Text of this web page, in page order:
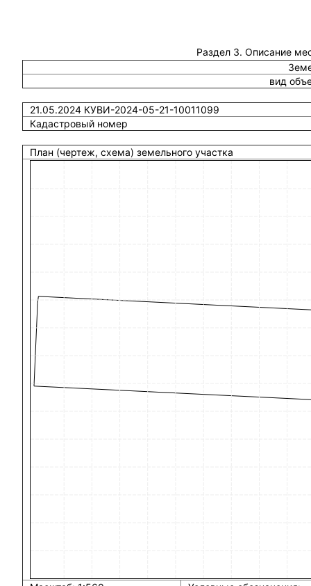
Раздел 3. Описание
вид
21.05.2024 КУВИ-2024-05-21-10011099
Кадастровый номер
План (чертеж, схема) земельного участка